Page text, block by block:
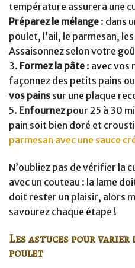
température assurera une
Préparez le mélange : dans
poulet, l’ail, le parmesan,
Assaisonnez selon votre
3. Formez la pâte : avec vos
façonnez des petits pains
vos pains sur une plaque
5. Enfournezpour 25 à 30
pain soit bien doré et
parmesan avec une sauce
N’oubliez pas de vérifier la
avec un couteau : la lame
doit rester un plaisir, alors
savourez chaque étape !
Les astuces pour varier
poulet